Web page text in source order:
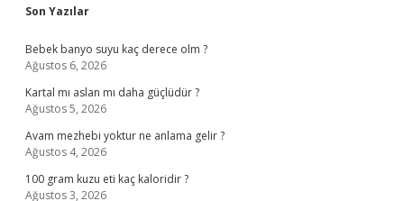
Sidebar
Son Yazılar
Bebek banyo suyu kaç derece olm ?
Ağustos 6, 2026
Kartal mı aslan mı daha güçlüdür ?
Ağustos 5, 2026
Avam mezhebi yoktur ne anlama gelir ?
Ağustos 4, 2026
100 gram kuzu eti kaç kaloridir ?
Ağustos 3, 2026